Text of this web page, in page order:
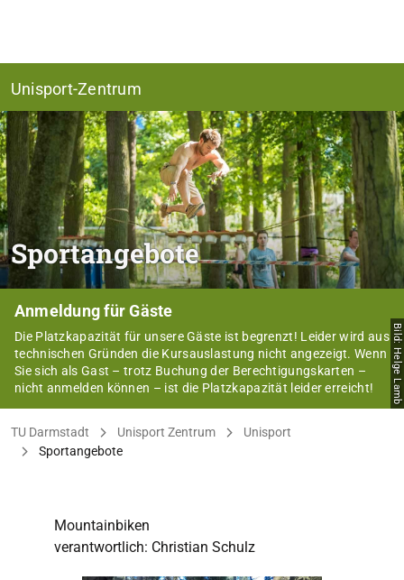
Unisport-Zentrum
Sportangebote
Anmeldung für Gäste
Die Platzkapazität für unsere Gäste ist begrenzt! Leider wird aus
technischen Gründen die Kursauslastung nicht angezeigt. Wenn
Sie sich als Gast – trotz Buchung der Berechtigungskarten –
nicht anmelden können – ist die Platzkapazität leider erreicht!
Bild: Helge Lamb
Sie befinden sich hier:
TU Darmstadt Unisport Zentrum
Unisport
Sportangebote
Mountainbiken
verantwortlich: Christian Schulz